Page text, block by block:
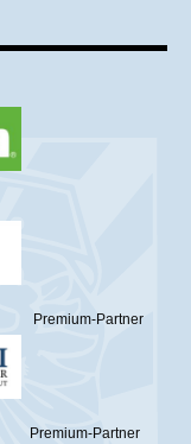
Premium-Partner
Premium-Partner